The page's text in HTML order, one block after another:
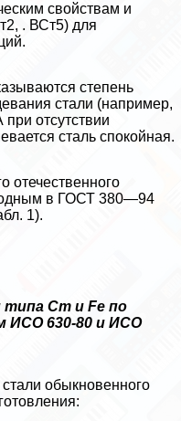
свойствам и
. ВСт5) для
степень
стали (например,
отсутствии
сталь спокойная.
отечественного
в ГОСТ 380—94
1).
Cm и Fе по
ИСО 630-80 и ИСО
обыкновенного